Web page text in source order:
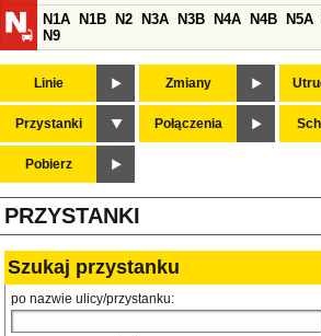
N1A
N1B N2 N3A N3B N4A N4B N5A
N9
Linie Zmiany
Przystanki Połączenia
Pobierz
PRZYSTANKI
Szukaj przystanku
po nazwie ulicy/przystanku: